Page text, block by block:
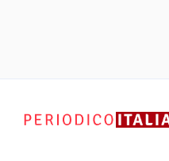
contenuto